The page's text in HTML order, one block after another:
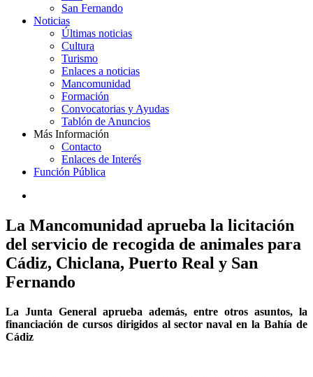
San Fernando
Noticias
Últimas noticias
Cultura
Turismo
Enlaces a noticias
Mancomunidad
Formación
Convocatorias y Ayudas
Tablón de Anuncios
Más Información
Contacto
Enlaces de Interés
Función Pública
La Mancomunidad aprueba la licitación
del servicio de recogida de animales para
Cádiz, Chiclana, Puerto Real y San
Fernando
La Junta General aprueba además, entre otros asuntos, la
financiación de cursos dirigidos al sector naval en la Bahía de
Cádiz